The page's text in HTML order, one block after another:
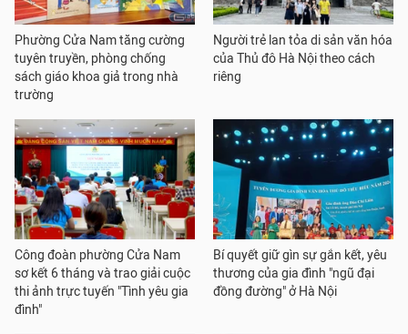
Phường Cửa Nam tăng cường
tuyên truyền, phòng chống
sách giáo khoa giả trong nhà
trường
Người trẻ lan tỏa di sản văn hóa
của Thủ đô Hà Nội theo cách
riêng
Công đoàn phường Cửa Nam
sơ kết 6 tháng và trao giải cuộc
thi ảnh trực tuyến "Tình yêu gia
đình"
Bí quyết giữ gìn sự gắn kết, yêu
thương của gia đình "ngũ đại
đồng đường" ở Hà Nội